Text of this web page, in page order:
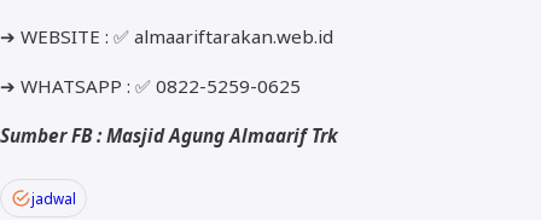
➔ WEBSITE : ✅ almaariftarakan.web.id
➔ WHATSAPP : ✅ 0822-5259-0625
Sumber FB : Masjid Agung Almaarif Trk
jadwal